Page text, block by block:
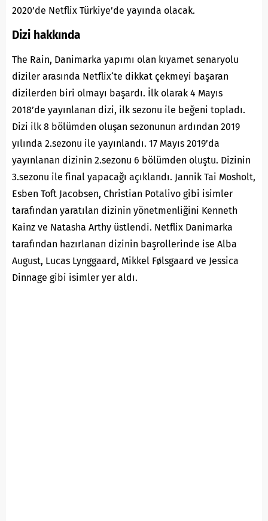
2020’de Netflix Türkiye’de yayında olacak.
Dizi hakkında
The Rain, Danimarka yapımı olan kıyamet senaryolu
diziler arasında Netflix‘te dikkat çekmeyi başaran
dizilerden biri olmayı başardı. İlk olarak 4 Mayıs
2018’de yayınlanan dizi, ilk sezonu ile beğeni topladı.
Dizi ilk 8 bölümden oluşan sezonunun ardından 2019
yılında 2.sezonu ile yayınlandı. 17 Mayıs 2019’da
yayınlanan dizinin 2.sezonu 6 bölümden oluştu. Dizinin
3.sezonu ile final yapacağı açıklandı. Jannik Tai Mosholt,
Esben Toft Jacobsen, Christian Potalivo gibi isimler
tarafından yaratılan dizinin yönetmenliğini Kenneth
Kainz ve Natasha Arthy üstlendi. Netflix Danimarka
tarafından hazırlanan dizinin başrollerinde ise Alba
August, Lucas Lynggaard, Mikkel Følsgaard ve Jessica
Dinnage gibi isimler yer aldı.